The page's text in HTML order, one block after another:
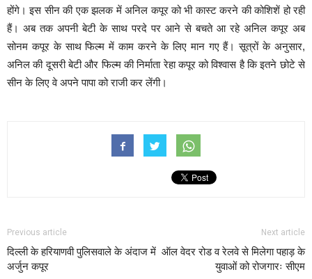
होंगे। इस सीन की एक झलक में अनिल कपूर को भी कास्ट करने की कोशिशें हो रही
हैं। अब तक अपनी बेटी के साथ परदे पर आने से बचते आ रहे अनिल कपूर अब
सोनम कपूर के साथ फिल्म में काम करने के लिए मान गए हैं। सूत्रों के अनुसार,
अनिल की दूसरी बेटी और फिल्म की निर्माता रेहा कपूर को ‍विश्वास है कि इतने छोटे से
सीन के लिए वे अपने पापा को राजी कर लेंगी।
Previous article
दिल्ली के हरिया‍णवी पुलिसवाले के अंदाज में
अर्जुन कपूर
Next article
ऑल वेदर रोड व रेलवे से मिलेगा पहाड़ के
युवाओं को रोजगारः सीएम